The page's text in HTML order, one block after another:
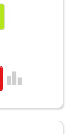
leaderboard